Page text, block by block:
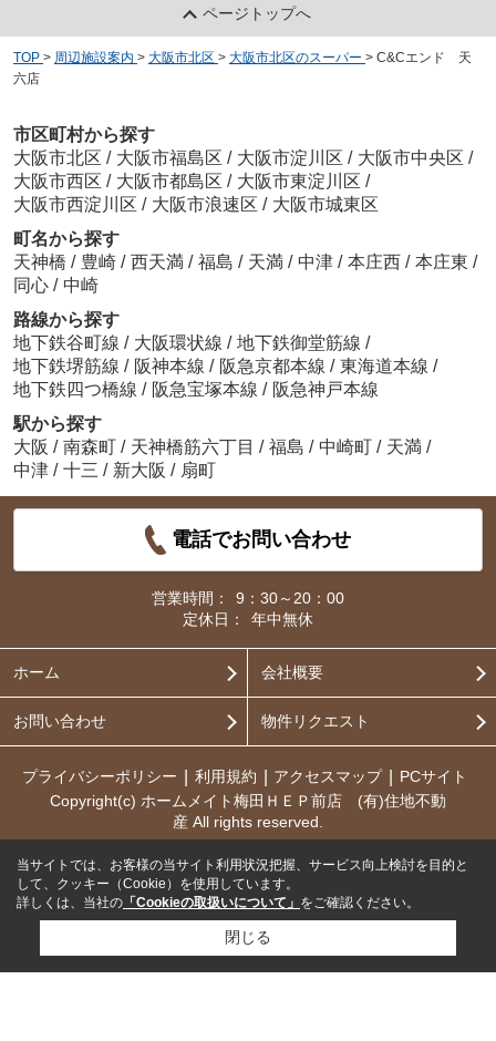
ページトップへ
TOP > 周辺施設案内 > 大阪市北区 > 大阪市北区のスーパー > C&Cエンド 天
六店
市区町村から探す
大阪市北区 / 大阪市福島区 / 大阪市淀川区 / 大阪市中央区 /
大阪市西区 / 大阪市都島区 / 大阪市東淀川区 /
大阪市西淀川区 / 大阪市浪速区 / 大阪市城東区
町名から探す
天神橋 / 豊崎 / 西天満 / 福島 / 天満 / 中津 / 本庄西 / 本庄東 /
同心 / 中崎
路線から探す
地下鉄谷町線 / 大阪環状線 / 地下鉄御堂筋線 /
地下鉄堺筋線 / 阪神本線 / 阪急京都本線 / 東海道本線 /
地下鉄四つ橋線 / 阪急宝塚本線 / 阪急神戸本線
駅から探す
大阪 / 南森町 / 天神橋筋六丁目 / 福島 / 中崎町 / 天満 /
中津 / 十三 / 新大阪 / 扇町
電話でお問い合わせ
営業時間：
9：30～20：00
定休日：
年中無休
ホーム 会社概要
お問い合わせ 物件リクエスト
プライバシーポリシー 利用規約 アクセスマップ
PCサイト
Copyright(c) ホームメイト梅田ＨＥＰ前店 (有)住地不動
産 All rights reserved.
当サイトでは、お客様の当サイト利用状況把握、サービス向上検討を目的と
して、クッキー（Cookie）を使用しています。
詳しくは、当社の 「Cookieの取扱いについて」 をご確認ください。
閉じる